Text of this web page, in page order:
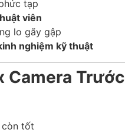
tạp
viên
lo gãy gập
nghiệm kỹ thuật
Camera
còn tốt